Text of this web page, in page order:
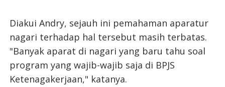
Diakui Andry, sejauh ini pemahaman aparatur
nagari terhadap hal tersebut masih terbatas.
"Banyak aparat di nagari yang baru tahu soal
program yang wajib-wajib saja di BPJS
Ketenagakerjaan," katanya.